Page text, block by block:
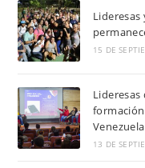
15 DE
Venezuela
13 DE